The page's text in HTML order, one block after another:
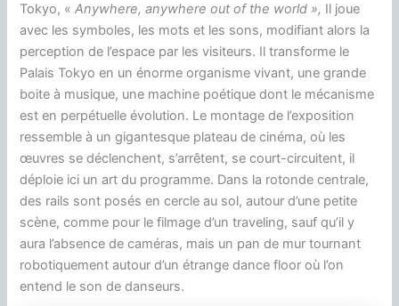
Tokyo, «Anywhere, anywhere out of the world », Il joue
avec les symboles, les mots et les sons, modifiant alors la
perception de l’espace par les visiteurs. Il transforme le
Palais Tokyo en un énorme organisme vivant, une grande
boite à musique, une machine poétique dont le mécanisme
est en perpétuelle évolution. Le montage de l’exposition
ressemble à un gigantesque plateau de cinéma, où les
œuvres se déclenchent, s’arrêtent, se court-circuitent, il
déploie ici un art du programme. Dans la rotonde centrale,
des rails sont posés en cercle au sol, autour d’une petite
scène, comme pour le filmage d’un traveling, sauf qu’il y
aura l’absence de caméras, mais un pan de mur tournant
robotiquement autour d’un étrange dance floor où l’on
entend le son de danseurs.